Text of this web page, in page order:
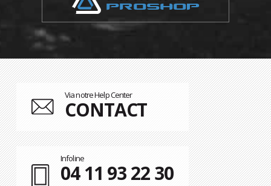
Via notre Help Center
CONTACT
Infoline
04 11 93 22 30